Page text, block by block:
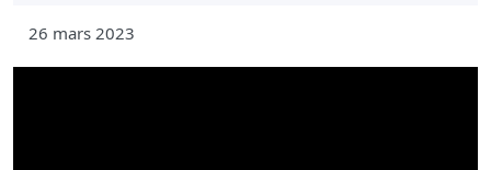
26 mars 2023